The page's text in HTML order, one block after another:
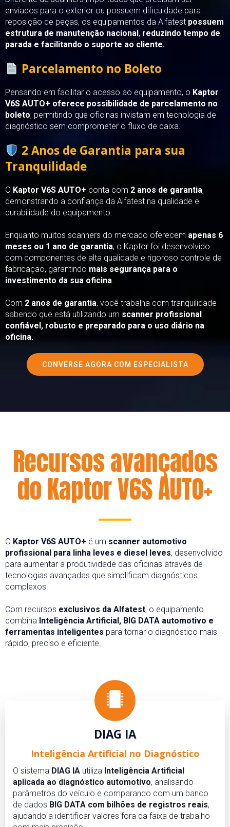
enviados para o exterior ou possuem dificuldade para
reposição de peças, os equipamentos da Alfatest possuem
estrutura de manutenção nacional , reduzindo tempo de
parada e facilitando o suporte ao cliente.
Parcelamento no Boleto
Pensando em facilitar o acesso ao equipamento, o Kaptor
V6S AUTO+ oferece possibilidade de parcelamento no
boleto, permitindo que oficinas invistam em tecnologia de
diagnóstico sem comprometer o fluxo de caixa.
2 Anos de Garantia para sua
Tranquilidade
O Kaptor V6S AUTO+ conta com 2 anos de garantia,
demonstrando a confiança da Alfatest na qualidade e
durabilidade do equipamento.
Enquanto muitos scanners do mercado oferecem apenas 6
meses ou 1 ano de garantia, o Kaptor foi desenvolvido
com componentes de alta qualidade e rigoroso controle de
fabricação, garantindo mais segurança para o
investimento da sua oficina.
Com 2 anos de garantia, você trabalha com tranquilidade
sabendo que está utilizando um scanner profissional
confiável, robusto e preparado para o uso diário na
oficina.
CONVERSE AGORA COM ESPECIALISTA
Recursos avançados
do Kaptor V6S AUTO+
O Kaptor V6S AUTO+ é um scanner automotivo
profissional para linha leves e diesel leves, desenvolvido
para aumentar a produtividade das oficinas através de
tecnologias avançadas que simplificam diagnósticos
complexos.
Com recursos exclusivos da Alfatest, o equipamento
combina Inteligência Artificial, BIG DATA automotivo e
ferramentas inteligentes para tornar o diagnóstico mais
rápido, preciso e eficiente.
DIAG IA
Inteligência Artificial no Diagnóstico
O sistema DIAG IA utiliza Inteligência Artificial
aplicada ao diagnóstico automotivo, analisando
parâmetros do veículo e comparando com um banco
de dados BIG DATA com bilhões de registros reais,
ajudando a identificar valores fora da faixa de trabalho